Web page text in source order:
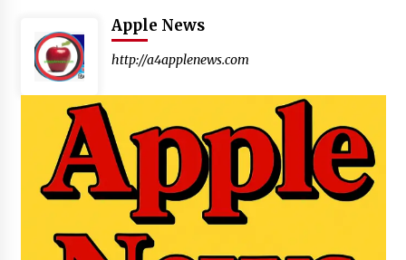
Apple News
http://a4applenews.com